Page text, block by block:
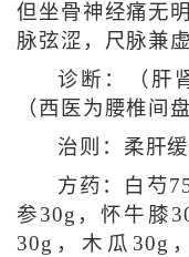
但坐骨神经痛无
脉弦涩，尺脉兼虚
诊断：（肝
（西医为腰椎间
治则：柔肝
方药：白芍
参30g，怀牛膝
30g，木瓜30g